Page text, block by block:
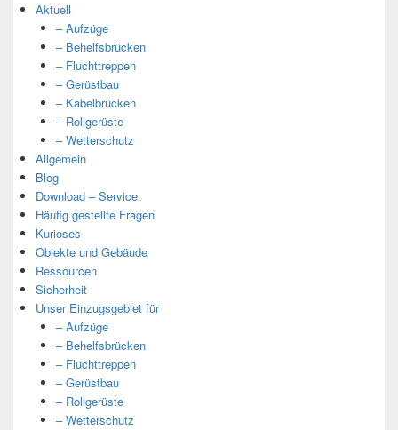
Aktuell
– Aufzüge
– Behelfsbrücken
– Fluchttreppen
– Gerüstbau
– Kabelbrücken
– Rollgerüste
– Wetterschutz
Allgemein
Blog
Download – Service
Häufig gestellte Fragen
Kurioses
Objekte und Gebäude
Ressourcen
Sicherheit
Unser Einzugsgebiet für
– Aufzüge
– Behelfsbrücken
– Fluchttreppen
– Gerüstbau
– Rollgerüste
– Wetterschutz